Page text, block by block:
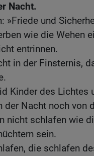
Nacht.
»Friede und
wie die Wehen
entrinnen.
in der Finsternis,
Kinder des Lichtes
der Nacht noch von
nicht schlafen wie
sein.
die schlafen